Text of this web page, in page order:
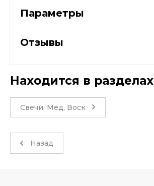
Параметры
Отзывы
Находится в разделах
Свечи, Мед, Воск
Назад